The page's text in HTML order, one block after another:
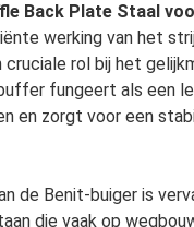
Back Plate Staal
werking van het
rol bij het
fungeert als een
en zorgt voor een
de Benit-buiger is
die vaak op